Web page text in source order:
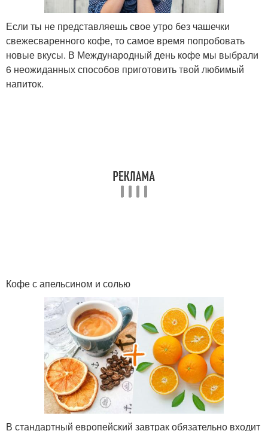
Если ты не представляешь свое утро без чашечки
свежесваренного кофе, то самое время попробовать
новые вкусы. В Международный день кофе мы выбрали
6 неожиданных способов приготовить твой любимый
напиток.
Кофе с апельсином и солью
В стандартный европейский завтрак обязательно входит